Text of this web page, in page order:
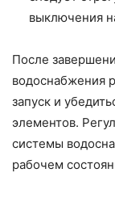
выключения
После
водоснабжения
запуск и
элементов.
системы
рабочем